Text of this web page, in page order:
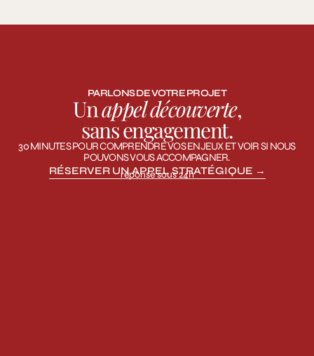
PARLONS DE VOTRE PROJET
Unappel découverte,
sans engagement.
30 MINUTES POUR COMPRENDRE VOS ENJEUX ET VOIR SI NOUS
POUVONS VOUS ACCOMPAGNER.
RÉSERVER UN APPEL STRATÉGIQUE →
réponse sous 24h